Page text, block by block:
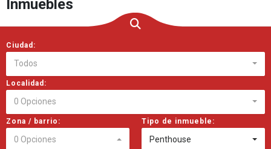
Inmuebles
Ciudad:
Todos
Localidad:
0 Opciones
Zona / barrio:
0 Opciones
Tipo de inmueble:
Penthouse